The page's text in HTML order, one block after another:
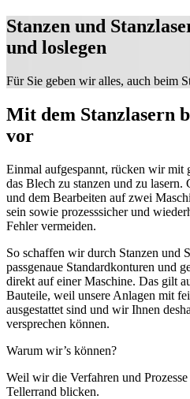
Stanzen und
und loslegen
Für Sie geben wir alles, auch beim
Mit dem Stanzlasern
vor
Einmal aufgespannt, rücken wir mit
das Blech zu stanzen und zu lasern.
und dem Bearbeiten auf zwei
sein sowie prozesssicher und
Fehler vermeiden.
So schaffen wir durch Stanzen und
passgenaue Standardkonturen und
direkt auf einer Maschine. Das gilt
Bauteile, weil unsere Anlagen mit
ausgestattet sind und wir Ihnen
versprechen können.
Warum wir’s können?
Weil wir die Verfahren und
Tellerrand blicken.